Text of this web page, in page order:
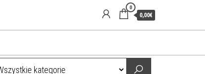
0
0,00€